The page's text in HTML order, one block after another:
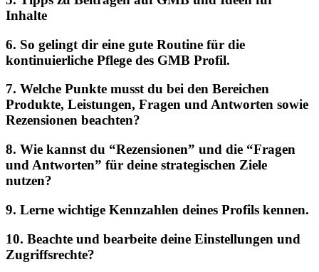
Inhalte
6. So gelingt dir eine gute Routine für die
kontinuierliche Pflege des GMB Profil.
7. Welche Punkte musst du bei den Bereichen
Produkte, Leistungen, Fragen und Antworten sowie
Rezensionen beachten?
8. Wie kannst du “Rezensionen” und die “Fragen
und Antworten” für deine strategischen Ziele
nutzen?
9. Lerne wichtige Kennzahlen deines Profils kennen.
10. Beachte und bearbeite deine Einstellungen und
Zugriffsrechte?